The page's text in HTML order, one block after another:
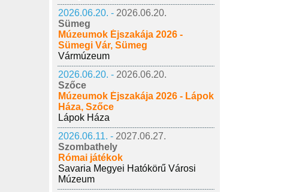
2026.06.20. - 2026.06.20.
Sümeg
Múzeumok Éjszakája 2026 -
Sümegi Vár, Sümeg
Vármúzeum
2026.06.20. - 2026.06.20.
Szőce
Múzeumok Éjszakája 2026 - Lápok
Háza, Szőce
Lápok Háza
2026.06.11. - 2027.06.27.
Szombathely
Római játékok
Savaria Megyei Hatókörű Városi
Múzeum